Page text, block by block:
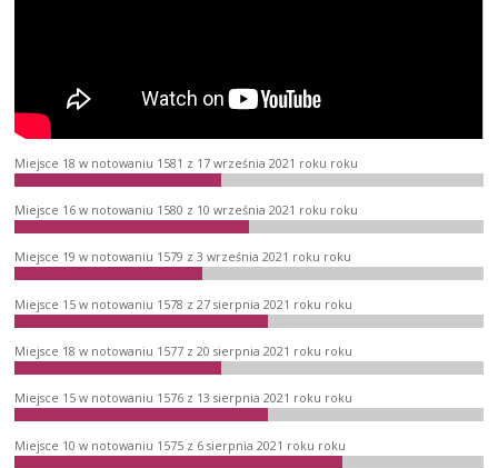
Miejsce 18 w notowaniu 1581 z 17 września 2021 roku roku
Miejsce 16 w notowaniu 1580 z 10 września 2021 roku roku
Miejsce 19 w notowaniu 1579 z 3 września 2021 roku roku
Miejsce 15 w notowaniu 1578 z 27 sierpnia 2021 roku roku
Miejsce 18 w notowaniu 1577 z 20 sierpnia 2021 roku roku
Miejsce 15 w notowaniu 1576 z 13 sierpnia 2021 roku roku
Miejsce 10 w notowaniu 1575 z 6 sierpnia 2021 roku roku